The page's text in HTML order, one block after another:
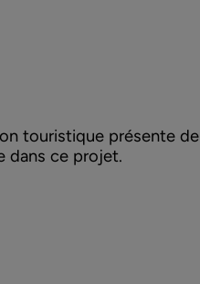
touristique présente de
dans ce projet.